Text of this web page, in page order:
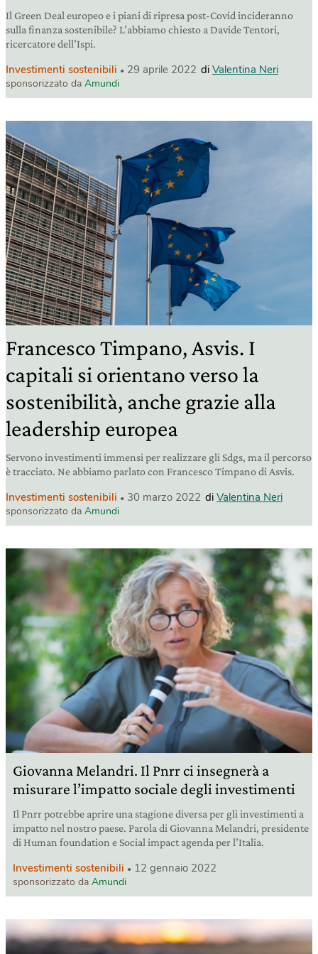
Il Green Deal europeo e i piani di ripresa post-Covid incideranno
sulla finanza sostenibile? L’abbiamo chiesto a Davide Tentori,
ricercatore dell’Ispi.
Investimenti sostenibili 29 aprile 2022 di Valentina Neri
sponsorizzato da Amundi
Francesco Timpano, Asvis. I
capitali si orientano verso la
sostenibilità, anche grazie alla
leadership europea
Servono investimenti immensi per realizzare gli Sdgs, ma il percorso
è tracciato. Ne abbiamo parlato con Francesco Timpano di Asvis.
Investimenti sostenibili 30 marzo 2022 di Valentina Neri
sponsorizzato da Amundi
Giovanna Melandri. Il Pnrr ci insegnerà a
misurare l’impatto sociale degli investimenti
Il Pnrr potrebbe aprire una stagione diversa per gli investimenti a
impatto nel nostro paese. Parola di Giovanna Melandri, presidente
di Human foundation e Social impact agenda per l’Italia.
Investimenti sostenibili 12 gennaio 2022
sponsorizzato da Amundi